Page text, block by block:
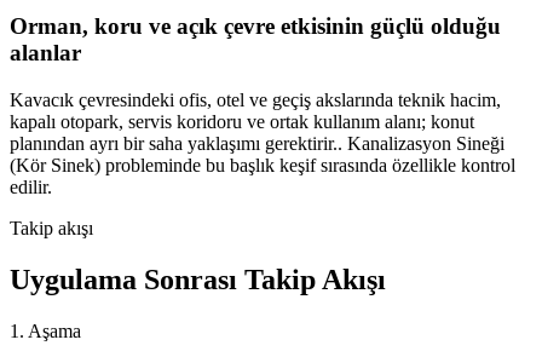
Orman, koru ve açık çevre etkisinin güçlü olduğu
alanlar
Kavacık çevresindeki ofis, otel ve geçiş akslarında teknik hacim,
kapalı otopark, servis koridoru ve ortak kullanım alanı; konut
planından ayrı bir saha yaklaşımı gerektirir.. Kanalizasyon Sineği
(Kör Sinek) probleminde bu başlık keşif sırasında özellikle kontrol
edilir.
Takip akışı
Uygulama Sonrası Takip Akışı
1. Aşama